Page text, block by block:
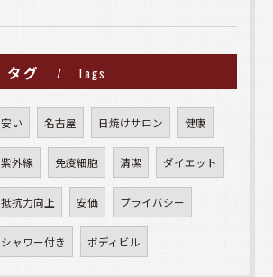
タグ Tags
安い 名古屋 日焼けサロン 健康
紫外線 免疫細胞 清潔 ダイエット
抵抗力向上 安価 プライバシー
シャワー付き ボディビル